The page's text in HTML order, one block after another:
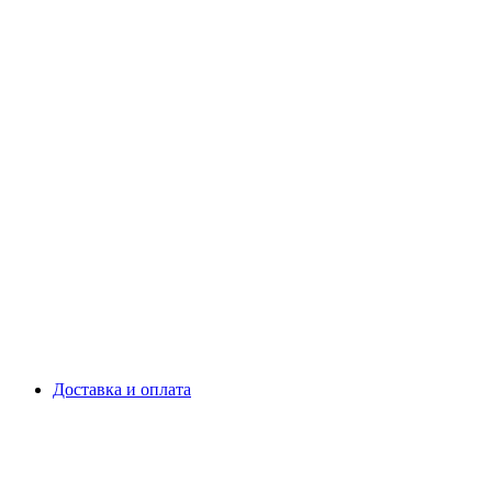
Доставка и оплата